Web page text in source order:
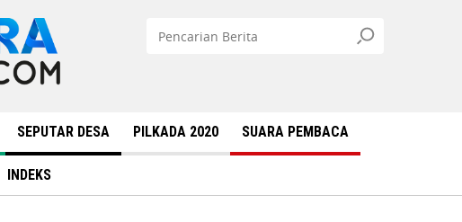
SEPUTAR DESA PILKADA 2020 SUARA PEMBACA
INDEKS